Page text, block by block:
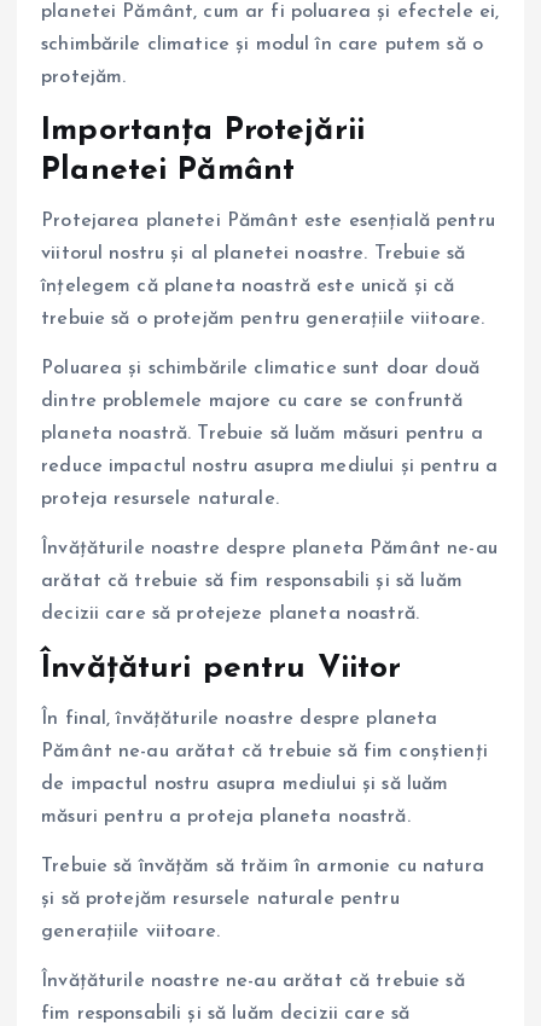
planetei Pământ, cum ar fi poluarea și efectele ei,
schimbările climatice și modul în care putem să o
protejăm.
Importanța Protejării
Planetei Pământ
Protejarea planetei Pământ este esențială pentru
viitorul nostru și al planetei noastre. Trebuie să
înțelegem că planeta noastră este unică și că
trebuie să o protejăm pentru generațiile viitoare.
Poluarea și schimbările climatice sunt doar două
dintre problemele majore cu care se confruntă
planeta noastră. Trebuie să luăm măsuri pentru a
reduce impactul nostru asupra mediului și pentru a
proteja resursele naturale.
Învățăturile noastre despre planeta Pământ ne-au
arătat că trebuie să fim responsabili și să luăm
decizii care să protejeze planeta noastră.
Învățături pentru Viitor
În final, învățăturile noastre despre planeta
Pământ ne-au arătat că trebuie să fim conștienți
de impactul nostru asupra mediului și să luăm
măsuri pentru a proteja planeta noastră.
Trebuie să învățăm să trăim în armonie cu natura
și să protejăm resursele naturale pentru
generațiile viitoare.
Învățăturile noastre ne-au arătat că trebuie să
fim responsabili și să luăm decizii care să